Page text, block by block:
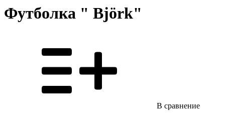
Футболка " Björk"
В сравнение